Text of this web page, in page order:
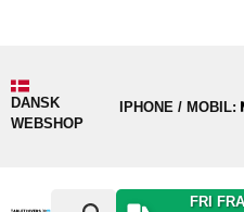
DANSK
WEBSHOP
IPHONE / MOBIL:
FRI